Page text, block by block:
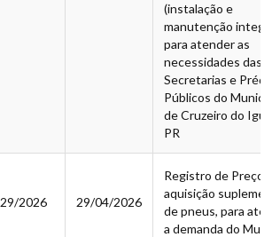
(instalação e
manutenção
para atender as
necessidades das
Secretarias e
Públicos do
de Cruzeiro do
PR
29/2026 29/04/2026
Registro de
aquisição
de pneus, para
a demanda do